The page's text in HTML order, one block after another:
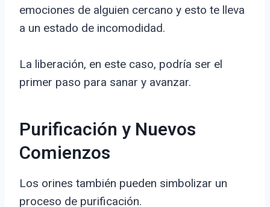
emociones de alguien cercano y esto te lleva
a un estado de incomodidad.
La liberación, en este caso, podría ser el
primer paso para sanar y avanzar.
Purificación y Nuevos
Comienzos
Los orines también pueden simbolizar un
proceso de purificación.